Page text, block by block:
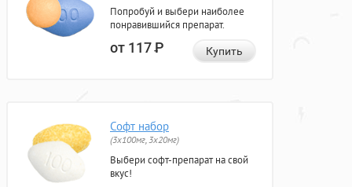
Попробуй и выбери наиболее
понравившийся препарат.
от 117Р Купить
Софт набор
(3x100мг, 3x20мг)
Выбери софт-препарат на свой
вкус!